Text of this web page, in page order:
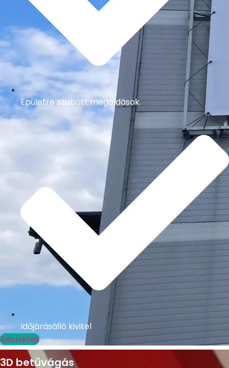
Épületre szabott megoldások
Időjárásálló kivitel
Részletek
3D betűvágás